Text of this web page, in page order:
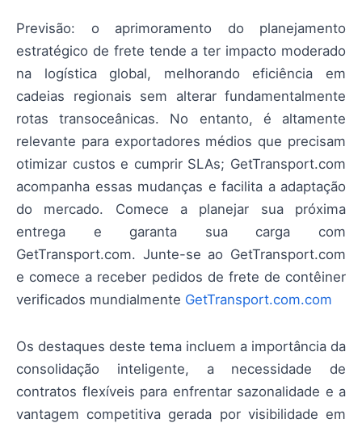
Previsão: o aprimoramento do planejamento
estratégico de frete tende a ter impacto moderado
na logística global, melhorando eficiência em
cadeias regionais sem alterar fundamentalmente
rotas transoceânicas. No entanto, é altamente
relevante para exportadores médios que precisam
otimizar custos e cumprir SLAs; GetTransport.com
acompanha essas mudanças e facilita a adaptação
do mercado. Comece a planejar sua próxima
entrega e garanta sua carga com
GetTransport.com. Junte-se ao GetTransport.com
e comece a receber pedidos de frete de contêiner
verificados mundialmente GetTransport.com.com
Os destaques deste tema incluem a importância da
consolidação inteligente, a necessidade de
contratos flexíveis para enfrentar sazonalidade e a
vantagem competitiva gerada por visibilidade em